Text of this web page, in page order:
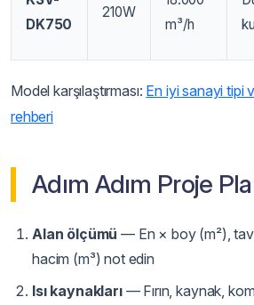
DK750
210W
m³/h
Model karşılaştırması: En iyi sanayi tipi
rehberi
Adım Adım Proje
Alan ölçümü — En × boy (m²),
hacim (m³) not edin
Isı kaynakları— Fırın, kaynak,